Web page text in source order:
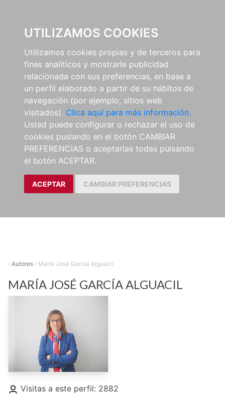
UTILIZAMOS COOKIES
Utilizamos cookies propias y de terceros para
fines analíticos y mostrarle publicidad
relacionada con sus preferencias, en base a
un perfil elaborado a partir de su hábitos de
navegación (por ejemplo, sitios web
visitados). Clica aquí para más información.
Usted puede configurar o rechazar el uso de
cookies puslando en el botón CAMBIAR
PREFERENCIAS o aceptarlas todas pulsando
el botón ACEPTAR.
ACEPTAR CAMBIAR PREFERENCIAS
/ Autores / María José García Alguacil
MARÍA JOSÉ GARCÍA ALGUACIL
Visitas a este perfil: 2882